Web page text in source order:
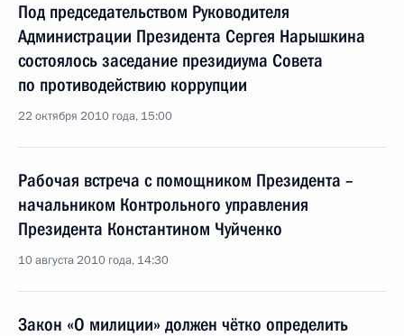
Под председательством Руководителя
Администрации Президента Сергея Нарышкина
состоялось заседание президиума Совета
по противодействию коррупции
22 октября 2010 года, 15:00
Рабочая встреча с помощником Президента –
начальником Контрольного управления
Президента Константином Чуйченко
10 августа 2010 года, 14:30
Закон «О милиции» должен чётко определить